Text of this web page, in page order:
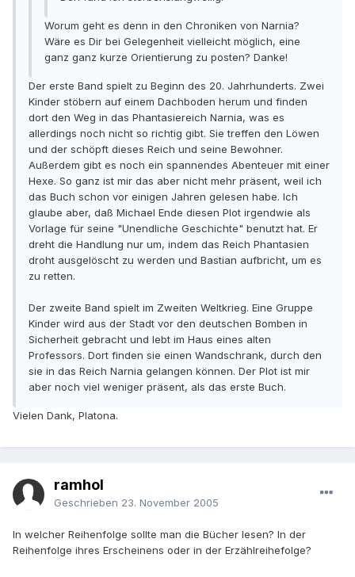
Worum geht es denn in den Chroniken von Narnia?
Wäre es Dir bei Gelegenheit vielleicht möglich, eine
ganz ganz kurze Orientierung zu posten? Danke!
Der erste Band spielt zu Beginn des 20. Jahrhunderts. Zwei
Kinder stöbern auf einem Dachboden herum und finden
dort den Weg in das Phantasiereich Narnia, was es
allerdings noch nicht so richtig gibt. Sie treffen den Löwen
und der schöpft dieses Reich und seine Bewohner.
Außerdem gibt es noch ein spannendes Abenteuer mit einer
Hexe. So ganz ist mir das aber nicht mehr präsent, weil ich
das Buch schon vor einigen Jahren gelesen habe. Ich
glaube aber, daß Michael Ende diesen Plot irgendwie als
Vorlage für seine "Unendliche Geschichte" benutzt hat. Er
dreht die Handlung nur um, indem das Reich Phantasien
droht ausgelöscht zu werden und Bastian aufbricht, um es
zu retten.
Der zweite Band spielt im Zweiten Weltkrieg. Eine Gruppe
Kinder wird aus der Stadt vor den deutschen Bomben in
Sicherheit gebracht und lebt im Haus eines alten
Professors. Dort finden sie einen Wandschrank, durch den
sie in das Reich Narnia gelangen können. Der Plot ist mir
aber noch viel weniger präsent, als das erste Buch.
Vielen Dank, Platona.
ramhol
Geschrieben 23. November 2005
In welcher Reihenfolge sollte man die Bücher lesen? In der
Reihenfolge ihres Erscheinens oder in der Erzählreihefolge?